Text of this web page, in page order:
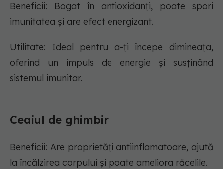
Beneficii: Bogat în antioxidanți, poate spori
imunitatea și are efect energizant.
Utilitate: Ideal pentru a-ți începe dimineața,
oferind un impuls de energie și susținând
sistemul imunitar.
Ceaiul de ghimbir
Beneficii: Are proprietăți antiinflamatoare, ajută
la încălzirea corpului și poate ameliora răcelile.